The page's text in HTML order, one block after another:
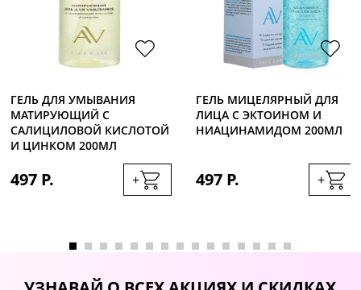
ГЕЛЬ ДЛЯ УМЫВАНИЯ
МАТИРУЮЩИЙ С
САЛИЦИЛОВОЙ КИСЛОТОЙ
И ЦИНКОМ 200МЛ
497 Р. +
ГЕЛЬ МИЦЕЛЯРНЫЙ ДЛЯ
ЛИЦА С ЭКТОИНОМ И
НИАЦИНАМИДОМ 200МЛ
497 Р. +